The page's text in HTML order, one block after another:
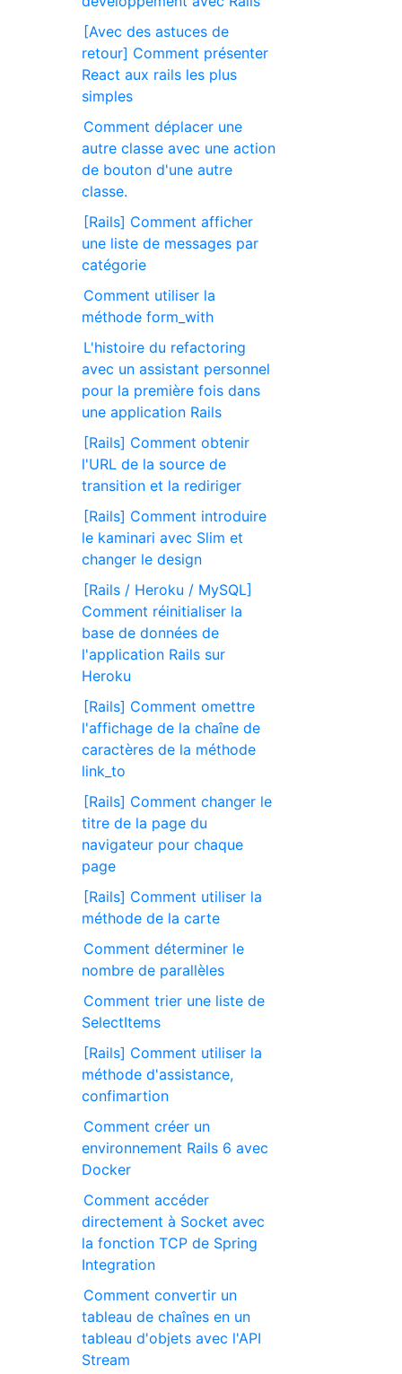
[Avec des astuces de
retour] Comment présenter
React aux rails les plus
simples
Comment déplacer une
autre classe avec une action
de bouton d'une autre
classe.
[Rails] Comment afficher
une liste de messages par
catégorie
Comment utiliser la
méthode form_with
L'histoire du refactoring
avec un assistant personnel
pour la première fois dans
une application Rails
[Rails] Comment obtenir
l'URL de la source de
transition et la rediriger
[Rails] Comment introduire
le kaminari avec Slim et
changer le design
[Rails / Heroku / MySQL]
Comment réinitialiser la
base de données de
l'application Rails sur
Heroku
[Rails] Comment omettre
l'affichage de la chaîne de
caractères de la méthode
link_to
[Rails] Comment changer le
titre de la page du
navigateur pour chaque
page
[Rails] Comment utiliser la
méthode de la carte
Comment déterminer le
nombre de parallèles
Comment trier une liste de
SelectItems
[Rails] Comment utiliser la
méthode d'assistance,
confimartion
Comment créer un
environnement Rails 6 avec
Docker
Comment accéder
directement à Socket avec
la fonction TCP de Spring
Integration
Comment convertir un
tableau de chaînes en un
tableau d'objets avec l'API
Stream